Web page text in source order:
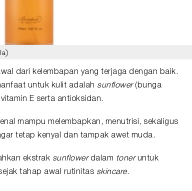
dari kelembapan yang terjaga dengan baik.
untuk kulit adalah sunflower(bunga
vitamin E serta antioksidan.
mampu melembapkan, menutrisi, sekaligus
tetap kenyal dan tampak awet muda.
ekstrak sunflowerdalam toneruntuk
tahap awal rutinitas skincare.